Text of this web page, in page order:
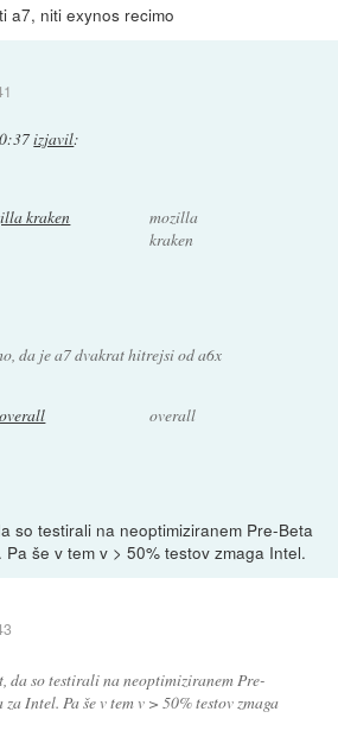
a7, niti exynos recimo
izjavil:
mozilla
kraken
da je a7 dvakrat hitrejsi od a6x
overall
so testirali na neoptimiziranem Pre-Beta
še v tem v > 50% testov zmaga Intel.
da so testirali na neoptimiziranem Pre-
Intel. Pa še v tem v > 50% testov zmaga